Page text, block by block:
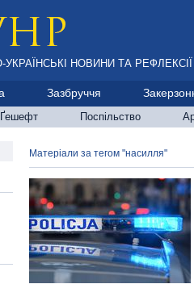
УКРАЇНСЬКІ НОВИНИ ТА РЕФЛЕКСІЇ
Зазбруччя
Ґешефт Поспільство
Матеріали за тегом "насилля"